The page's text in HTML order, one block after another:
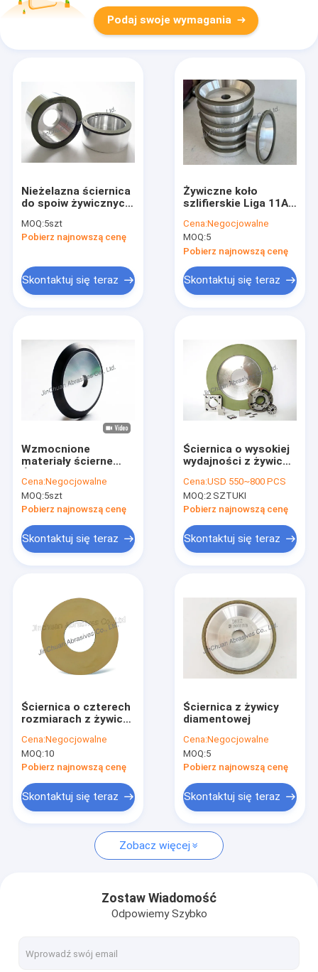
Produkty
Filmy
O nas
Aktualności
CBN Sharpening Wheels
CBN Wheels For Woodturners
Podaj swoje wymagania
Nieżelazna ściernica
do spoiw żywicznych
do cięcia węglików
spiekanych
MOQ:5szt
Pobierz najnowszą cenę
Skontaktuj się teraz
Żywiczne koło
szlifierskie Liga 11A2
125mm Praca na
sucho
Cena:Negocjowalne
MOQ:5
Pobierz najnowszą cenę
Skontaktuj się teraz
Wzmocnione
materiały ścierne
żywicznym Do piły
tarczowej do cięcia
metalu
Cena:Negocjowalne
MOQ:5szt
Pobierz najnowszą cenę
Skontaktuj się teraz
Ściernica o wysokiej
wydajności z żywicą
metalowych narzędzi
ręcznych
Cena:USD 550~800 PCS
MOQ:2 SZTUKI
Pobierz najnowszą cenę
Skontaktuj się teraz
Ściernica o czterech
rozmiarach z żywicą
skuteczności
Wysoka wydajność w
przemyśle łożysk
Cena:Negocjowalne
MOQ:10
Pobierz najnowszą cenę
Skontaktuj się teraz
Ściernica z żywicy
diamentowej
Cena:Negocjowalne
MOQ:5
Pobierz najnowszą cenę
Skontaktuj się teraz
Zobacz więcej
Zostaw Wiadomość
Odpowiemy Szybko